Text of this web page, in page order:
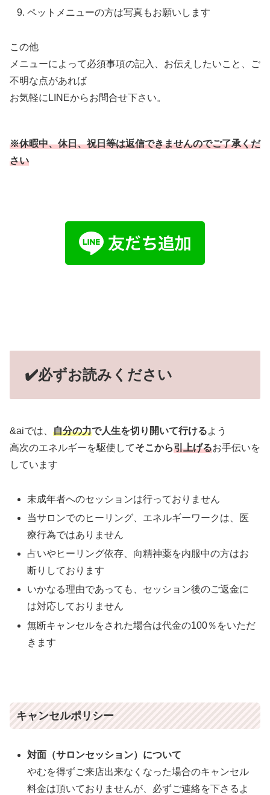
ペットメニューの方は写真もお願いします
この他
メニューによって必須事項の記入、お伝えしたいこと、ご
不明な点があれば
お気軽にLINEからお問合せ下さい。
※休暇中、休日、祝日等は返信できませんのでご了承くだ
さい
✔️必ずお読みください
&aiでは、 自分の力で人生を切り開いて行けるよう
高次のエネルギーを駆使してそこから引上げるお手伝いを
しています
未成年者へのセッションは行っておりません
当サロンでのヒーリング、エネルギーワークは、医
療行為ではありません
占いやヒーリング依存、向精神薬を内服中の方はお
断りしております
いかなる理由であっても、セッション後のご返金に
は対応しておりません
無断キャンセルをされた場合は代金の100％をいただ
きます
キャンセルポリシー
対面（サロンセッション）について
やむを得ずご来店出来なくなった場合のキャンセル
料金は頂いておりませんが、必ずご連絡を下さるよ